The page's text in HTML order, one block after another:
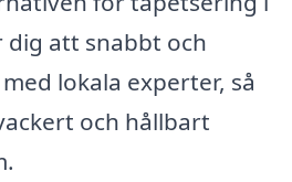
dig att snabbt och
lokala experter, så
och hållbart